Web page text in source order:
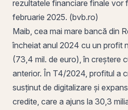
rezultatele financiare finale vor
februarie 2025. (bvb.ro)
Maib, cea mai mare bancă din
încheiat anul 2024 cu un profit
(73,4 mil. de euro), în creștere
anterior. În T4/2024, profitul a
susținut de digitalizare și
credite, care a ajuns la 30,3